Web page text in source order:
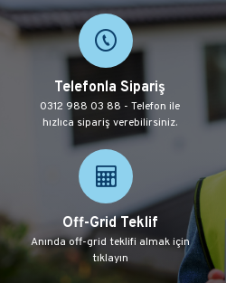
Telefonla Sipariş
0312 988 03 88 - Telefon ile
hızlıca sipariş verebilirsiniz.
Off-Grid Teklif
Anında off-grid teklifi almak için
tıklayın